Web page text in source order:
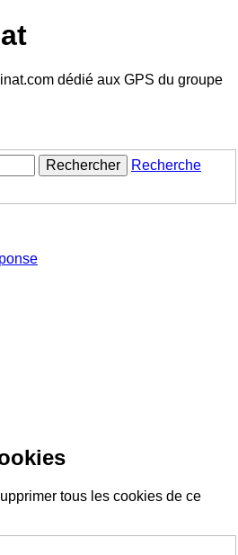
dédié aux GPS du groupe
Rechercher
Recherche
tous les cookies de ce